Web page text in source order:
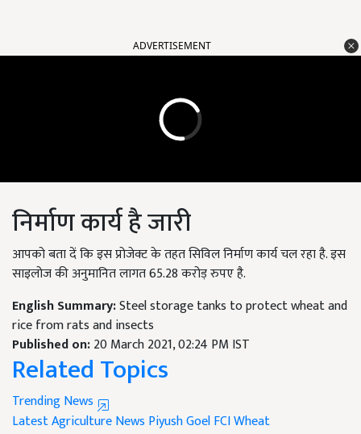
ADVERTISEMENT
निर्माण कार्य है जारी
आपको बता दें कि इस प्रोजेक्ट के तहत सिविल निर्माण कार्य चल रहा है. इस
साइलोज की अनुमानित लागत 65.28 करोड़ रुपए है.
English Summary:Steel storage tanks to protect wheat and
rice from rats and insects
Published on:20 March 2021, 02:24 PM IST
Related Topics
Trending News
Latest Agriculture News Piyush GoelFCIWheat